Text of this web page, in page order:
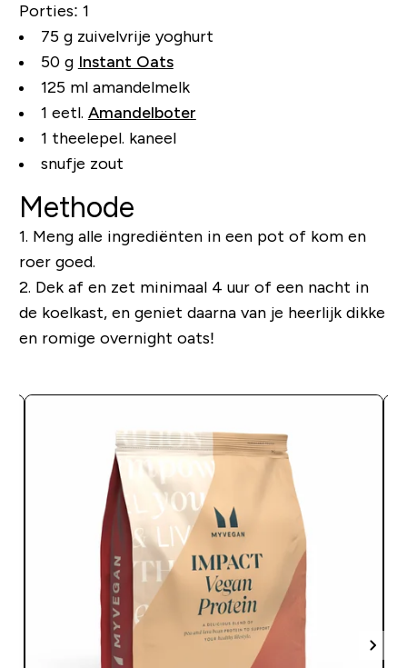
Porties: 1
75 g zuivelvrije yoghurt
50 g Instant Oats
125 ml amandelmelk
1 eetl. Amandelboter
1 theelepel. kaneel
snufje zout
Methode
1. Meng alle ingrediënten in een pot of kom en
roer goed.
2. Dek af en zet minimaal 4 uur of een nacht in
de koelkast, en geniet daarna van je heerlijk dikke
en romige overnight oats!